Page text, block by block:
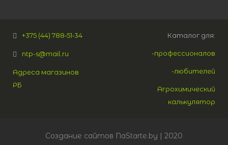
+375 (44) 788‑51‑34
ntp-s@mail.ru
Адреса магазинов
РБ
Каталог для:
-профессионалов
-любителей
Агрохимический
калькулятор
Создание сайтов NaStarte.by | 2020